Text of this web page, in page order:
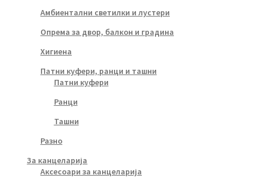
Амбиентални светилки и лустери
Опрема за двор, балкон и градина
Хигиена
Патни куфери, ранци и ташни
Патни куфери
Ранци
Ташни
Разно
За канцеларија
Аксесоари за канцеларија